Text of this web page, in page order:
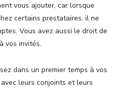
vous ajouter, car lorsque
certains prestataires, il ne
Vous avez aussi le droit de
vos invités.
dans un premier temps à vos
leurs conjoints et leurs